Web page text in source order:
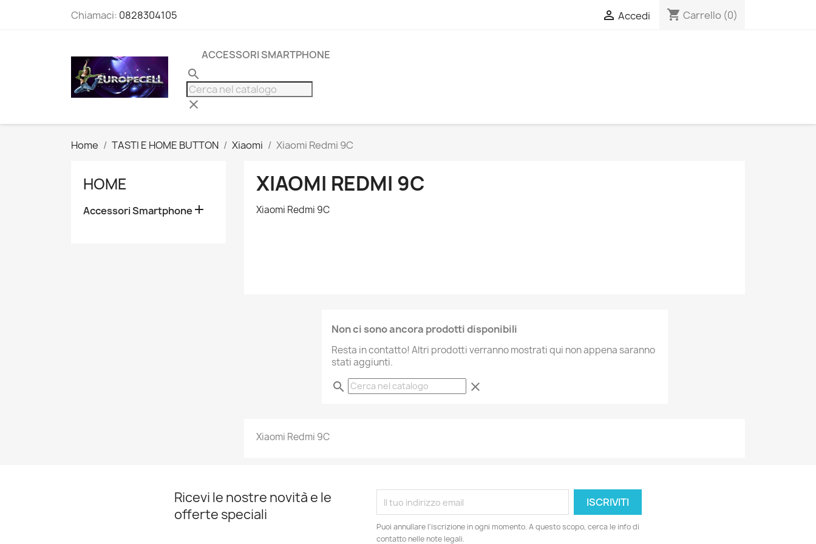
Chiamaci: 0828304105  Accedi shopping_cart Carrello (0)
ACCESSORI SMARTPHONE
search
clear
Home TASTI E HOME BUTTON Xiaomi Xiaomi Redmi 9C
HOME
Accessori Smartphone
XIAOMI REDMI 9C
Xiaomi Redmi 9C
Non ci sono ancora prodotti disponibili
Resta in contatto! Altri prodotti verranno mostrati qui non appena saranno
stati aggiunti.
search clear
Xiaomi Redmi 9C
Ricevi le nostre novità e le
offerte speciali
Puoi annullare l'iscrizione in ogni momento. A questo scopo, cerca le info di
contatto nelle note legali.